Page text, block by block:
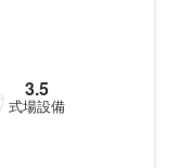
3.5
式場設備